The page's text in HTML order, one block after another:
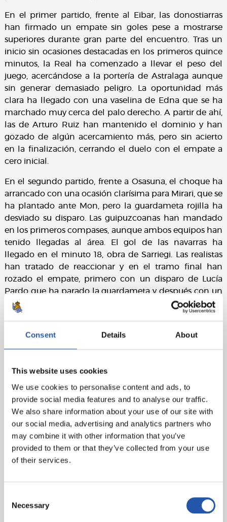
Consent Details About
This website uses cookies
We use cookies to personalise content and ads, to
provide social media features and to analyse our traffic.
We also share information about your use of our site with
our social media, advertising and analytics partners who
may combine it with other information that you’ve
provided to them or that they’ve collected from your use
of their services.
Selection
Necessary
En el primer partido, frente al Eibar, las donostiarras
han firmado un empate sin goles pese a mostrarse
superiores durante gran parte del encuentro. Tras un
inicio sin ocasiones destacadas en los primeros quince
minutos, la Real ha comenzado a llevar el peso del
juego, acercándose a la portería de Astralaga aunque
sin generar demasiado peligro. La oportunidad más
clara ha llegado con una vaselina de Edna que se ha
marchado muy cerca del palo derecho. A partir de ahí,
las de Arturo Ruiz han mantenido el dominio y han
gozado de algún acercamiento más, pero sin acierto
en la finalización, cerrando el duelo con el empate a
cero inicial.
En el segundo partido, frente a Osasuna, el choque ha
arrancado con una ocasión clarísima para Mirari, que se
ha plantado ante Mon, pero la guardameta rojilla ha
desviado su disparo. Las guipuzcoanas han mandado
en los primeros compases, aunque ambos equipos han
tenido llegadas al área. El gol de las navarras ha
llegado en el minuto 18, obra de Sarriegi. Las realistas
han tratado de reaccionar y en el tramo final han
rozado el empate, primero con un disparo de Lucía
Pardo que ha parado la guardameta y después con un
lanzamiento de Paula Fernández que se ha estrellado
en el palo. Finalmente, el marcador no se ha movido y
La Real sigue acumulando minutos y continúa
martes, nuevo amistoso frente al Real Oviedo en
Ribamontán (Cantabria).
Once del primer partido: J. Arrula, Emma, Soroa,
Apari, Moraza, Andreia, Lavogez, Arola A., Cecilia, N.
Eizagirre y Edna.
Once del segundo partido:A. Estensoro, Lucía,
Azpirotz, M. Molina, Aiara, P. Fernández, Cahynová,